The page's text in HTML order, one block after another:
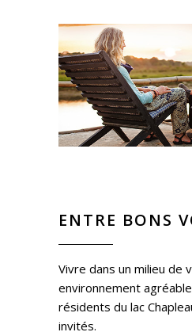
ENTRE BONS
Vivre dans un milieu de
environnement
résidents du lac
invités.